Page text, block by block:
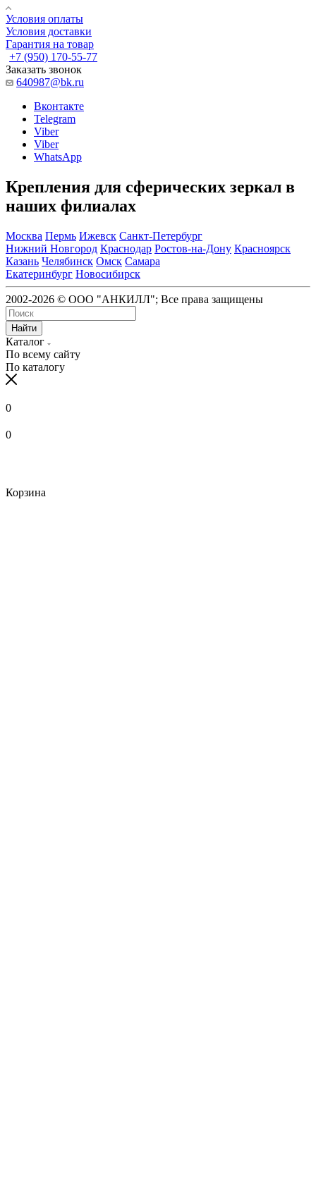
Условия оплаты
Условия доставки
Гарантия на товар
+7 (950) 170-55-77
Заказать звонок
640987@bk.ru
Вконтакте
Telegram
Viber
Viber
WhatsApp
Крепления для сферических зеркал в
наших филиалах
Москва Пермь Ижевск Санкт-Петербург
Нижний Новгород Краснодар Ростов-на-Дону Красноярск
Казань Челябинск Омск Самара
Екатеринбург Новосибирск
2002-2026 © ООО "АНКИЛЛ"; Все права защищены
Найти
Каталог
По всему сайту
По каталогу
0
0
Корзина